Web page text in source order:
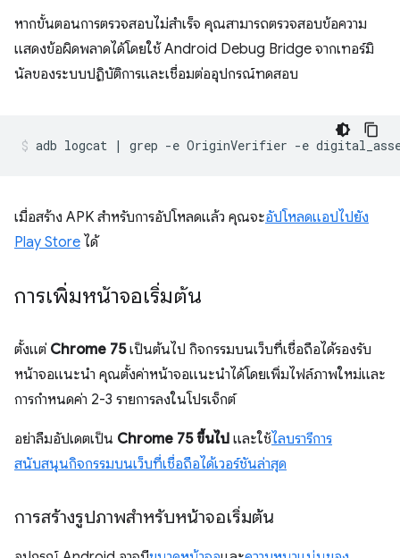
หากขั้นตอนการตรวจสอบไม่สำเร็จ คุณสามารถตรวจสอบข้อความ
แสดงข้อผิดพลาดได้โดยใช้ Android Debug Bridge จากเทอร์มิ
นัลของระบบปฏิบัติการและเชื่อมต่ออุปกรณ์ทดสอบ
เมื่อสร้าง APK สำหรับการอัปโหลดแล้ว คุณจะอัปโหลดแอปไปยัง
Play Store ได้
การเพิ่มหน้าจอเริ่มต้น
ตั้งแต่ Chrome 75เป็นต้นไป กิจกรรมบนเว็บที่เชื่อถือได้รองรับ
หน้าจอแนะนำ คุณตั้งค่าหน้าจอแนะนำได้โดยเพิ่มไฟล์ภาพใหม่และ
การกำหนดค่า 2-3 รายการลงในโปรเจ็กต์
อย่าลืมอัปเดตเป็น Chrome 75 ขึ้นไป และใช้ไลบรารีการ
สนับสนุนกิจกรรมบนเว็บที่เชื่อถือได้เวอร์ชันล่าสุด
การสร้างรูปภาพสำหรับหน้าจอเริ่มต้น